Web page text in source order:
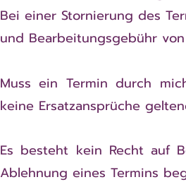
Bei einer Stornierung des
und Bearbeitungsgebühr
Muss ein Termin durch
keine Ersatzansprüche
Es besteht kein Recht auf
Ablehnung eines Termins